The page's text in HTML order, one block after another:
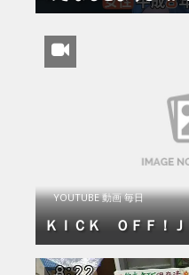
YOUTUBE 動画 毎日
ＫＩＣＫ ＯＦＦ！